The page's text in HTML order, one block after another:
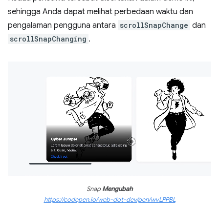
sehingga Anda dapat melihat perbedaan waktu dan
pengalaman pengguna antara scrollSnapChange dan
scrollSnapChanging .
SnapMengubah
https://codepen.io/web-dot-dev/pen/wvLPPBL